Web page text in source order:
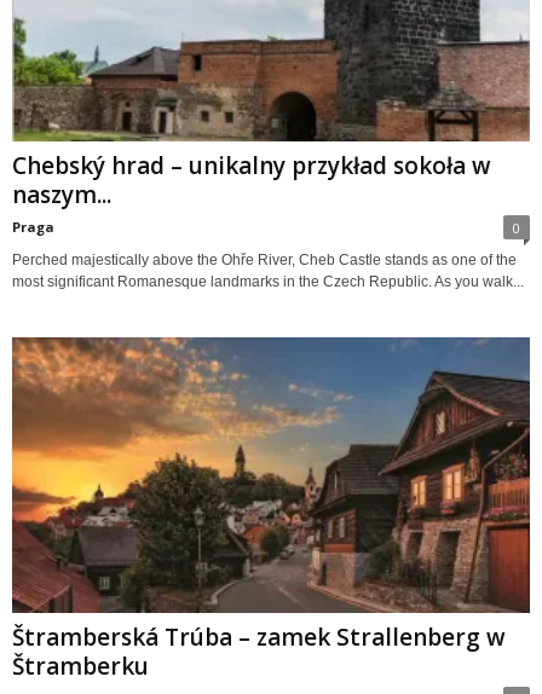
Chebský hrad – unikalny przykład sokoła w
naszym...
Praga 0
Perched majestically above the Ohře River, Cheb Castle stands as one of the
most significant Romanesque landmarks in the Czech Republic. As you walk...
Štramberská Trúba – zamek Strallenberg w
Štramberku